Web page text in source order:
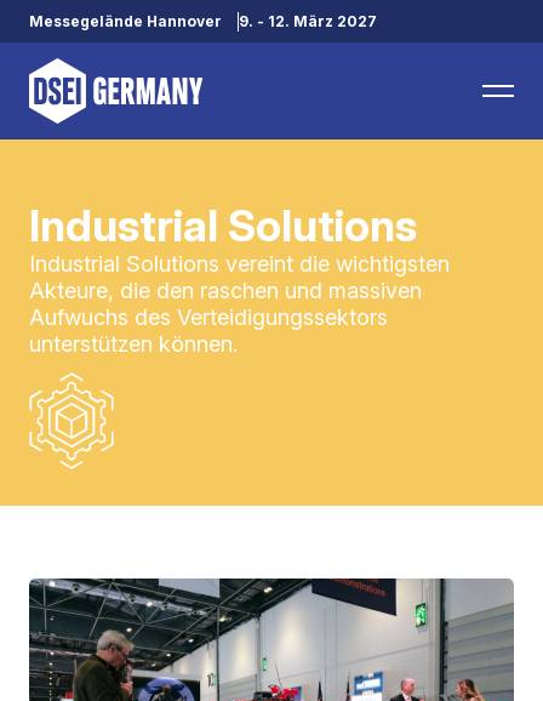
Messegelände Hannover 9. - 12. März 2027
Industrial Solutions
Industrial Solutions vereint die wichtigsten
Akteure, die den raschen und massiven
Aufwuchs des Verteidigungssektors
unterstützen können.